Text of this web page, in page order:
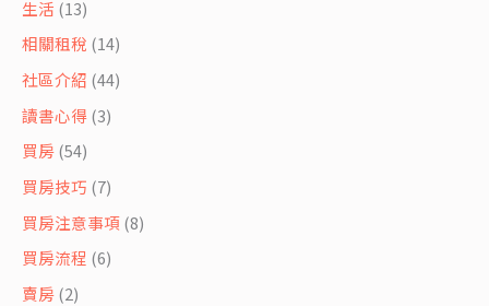
生活 (13)
相關租稅 (14)
社區介紹 (44)
讀書心得(3)
買房(54)
買房技巧 (7)
買房注意事項(8)
買房流程 (6)
賣房(2)